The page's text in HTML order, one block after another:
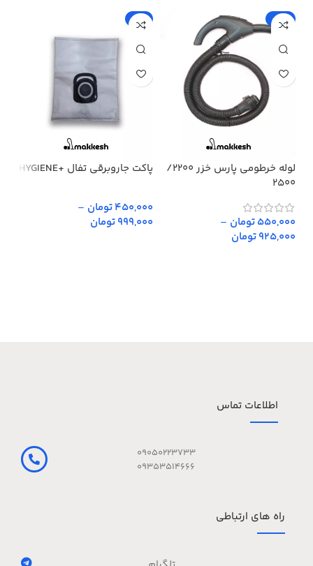
-15%
لوله خرطومی پارس خزر 2200/
2500
550,000 تومان
–
925,000 تومان
-5%
پاکت جاروبرقی تفال +HYGIENE
450,000 تومان
–
999,000 تومان
اطلاعات تماس
09050223733
09353514666
راه های ارتباطی